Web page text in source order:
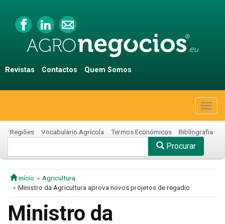
Revistas Contactos Quem Somos
Regiões Vocabulário Agrícola Termos Económicos Bibliografia
Procurar
início
Agricultura
Ministro da Agricultura aprova novos projetos de regadio
Ministro da